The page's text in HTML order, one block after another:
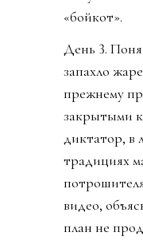
«бойкот».
День 3.
запахло
прежнему
закрытыми
диктатор, в
традициях
видео,
план не